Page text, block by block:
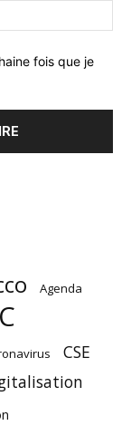
fois que je
Agenda
CSE